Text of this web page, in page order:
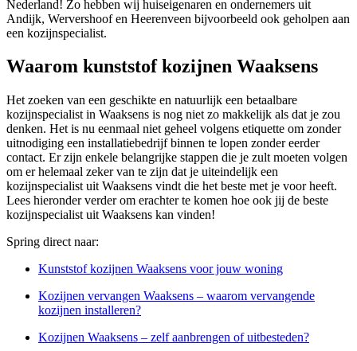
Nederland! Zo hebben wij huiseigenaren en ondernemers uit
Andijk, Wervershoof en Heerenveen bijvoorbeeld ook geholpen aan
een kozijnspecialist.
Waarom kunststof kozijnen Waaksens
Het zoeken van een geschikte en natuurlijk een betaalbare
kozijnspecialist in Waaksens is nog niet zo makkelijk als dat je zou
denken. Het is nu eenmaal niet geheel volgens etiquette om zonder
uitnodiging een installatiebedrijf binnen te lopen zonder eerder
contact. Er zijn enkele belangrijke stappen die je zult moeten volgen
om er helemaal zeker van te zijn dat je uiteindelijk een
kozijnspecialist uit Waaksens vindt die het beste met je voor heeft.
Lees hieronder verder om erachter te komen hoe ook jij de beste
kozijnspecialist uit Waaksens kan vinden!
Spring direct naar:
Kunststof kozijnen Waaksens voor jouw woning
Kozijnen vervangen Waaksens – waarom vervangende
kozijnen installeren?
Kozijnen Waaksens – zelf aanbrengen of uitbesteden?